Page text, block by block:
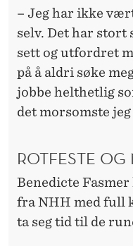
– Jeg har ikke
selv. Det har
sett og utfordret
på å aldri søke
jobbe helthetlig
det morsomste
ROTFESTE OG
Benedicte
fra NHH med full
ta seg tid til de